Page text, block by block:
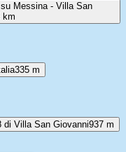
Messina - Villa San
km
335 m
Villa San Giovanni937 m